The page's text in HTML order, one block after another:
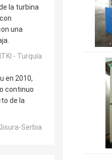
la turbina
una
- Turquía
en 2010,
continuo
de la
Serbia